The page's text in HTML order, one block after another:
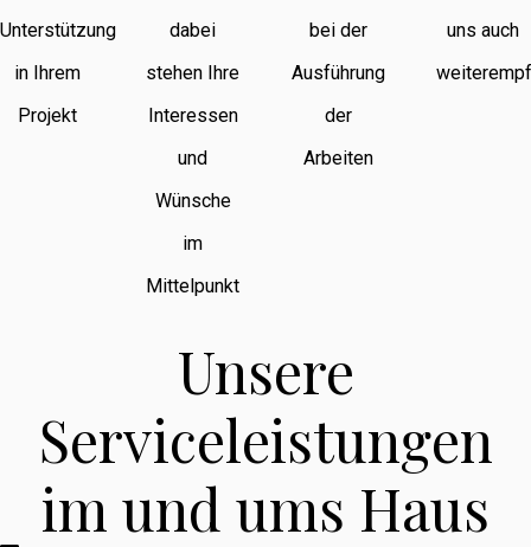
Unterstützung
in Ihrem
Projekt
dabei
stehen Ihre
Interessen
und
Wünsche
im
Mittelpunkt
bei der
Ausführung
der
Arbeiten
uns auch
Unsere
Serviceleistungen
im und ums Haus